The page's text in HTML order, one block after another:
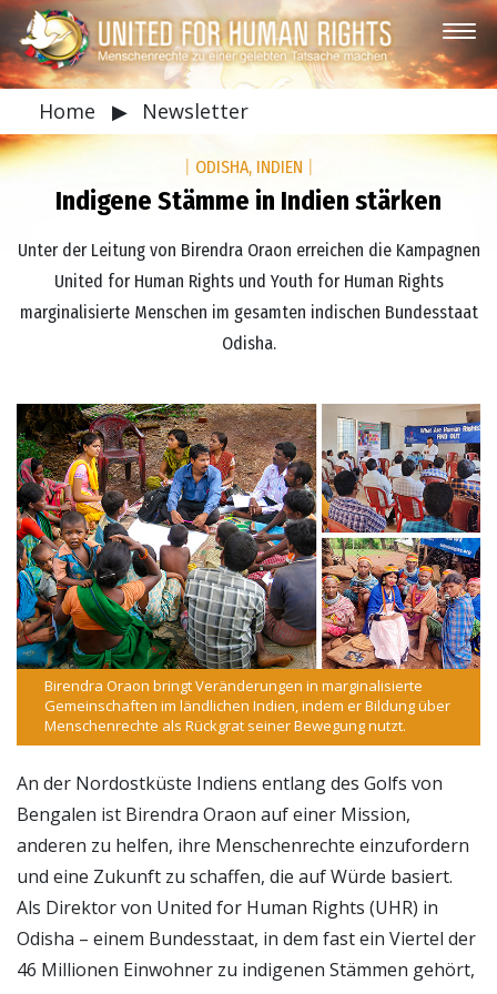
Home ▶ Newsletter
ODISHA, INDIEN
Indigene Stämme in Indien stärken
Unter der Leitung von Birendra Oraon erreichen die Kampagnen
United for Human Rights und Youth for Human Rights
marginalisierte Menschen im gesamten indischen Bundesstaat
Odisha.
Birendra Oraon bringt Veränderungen in marginalisierte
Gemeinschaften im ländlichen Indien, indem er Bildung über
Menschenrechte als Rückgrat seiner Bewegung nutzt.
An der Nordostküste Indiens entlang des Golfs von
Bengalen ist Birendra Oraon auf einer Mission,
anderen zu helfen, ihre Menschenrechte einzufordern
und eine Zukunft zu schaffen, die auf Würde basiert.
Als Direktor von United for Human Rights (UHR) in
Odisha – einem Bundesstaat, in dem fast ein Viertel der
46 Millionen Einwohner zu indigenen Stämmen gehört,